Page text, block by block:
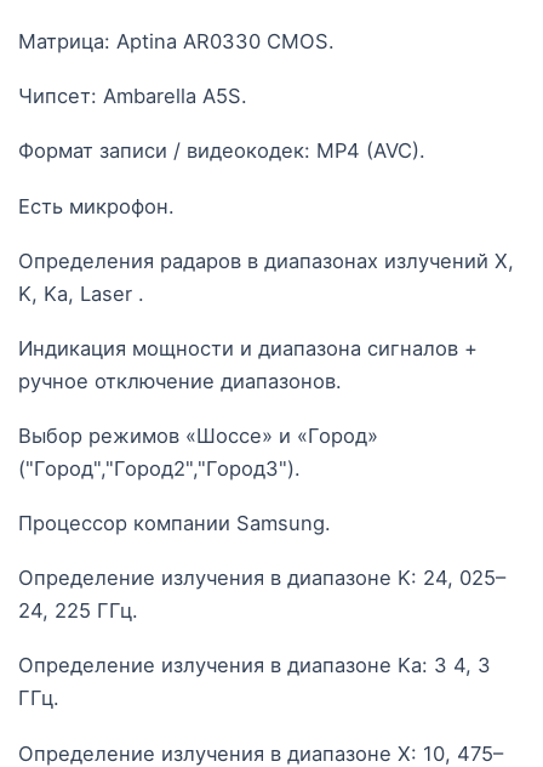
Матрица: Aptina AR0330 CMOS.
Чипсет: Ambarella A5S.
Формат записи / видеокодек: MP4 (AVC).
Есть микрофон.
Определения радаров в диапазонах излучений X,
K, Ka, Laser .
Индикация мощности и диапазона сигналов +
ручное отключение диапазонов.
Выбор режимов «Шоссе» и «Город»
("Город","Город2","Город3").
Процессор компании Samsung.
Определение излучения в диапазоне K: 24, 025–
24, 225 ГГц.
Определение излучения в диапазоне Ka: 3 4, 3
ГГц.
Определение излучения в диапазоне X: 10, 475–